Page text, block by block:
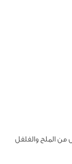
من الملح والفلفل